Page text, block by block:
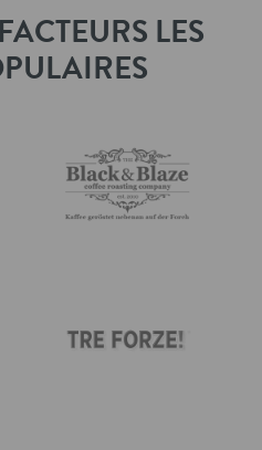
LES